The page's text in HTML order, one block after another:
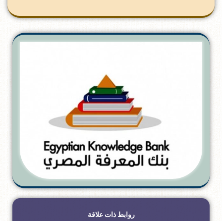
روابط ذات علاقة